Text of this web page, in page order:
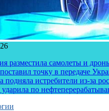
разместила самолеты и
точку в передаче
подняла истребители из-за
ударила по